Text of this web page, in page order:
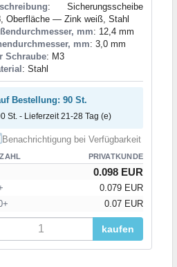
: Sicherungsscheibe
Oberfläche — Zink weiß, Stahl
mm: 12,4 mm
mm: 3,0 mm
Schraube: M3
: Stahl
Bestellung: 90 St.
St. - Lieferzeit 21-28 Tag (e)
Benachrichtigung bei Verfügbarkeit
PRIVATKUNDE
0.098 EUR
0.079 EUR
0.07 EUR
kaufen